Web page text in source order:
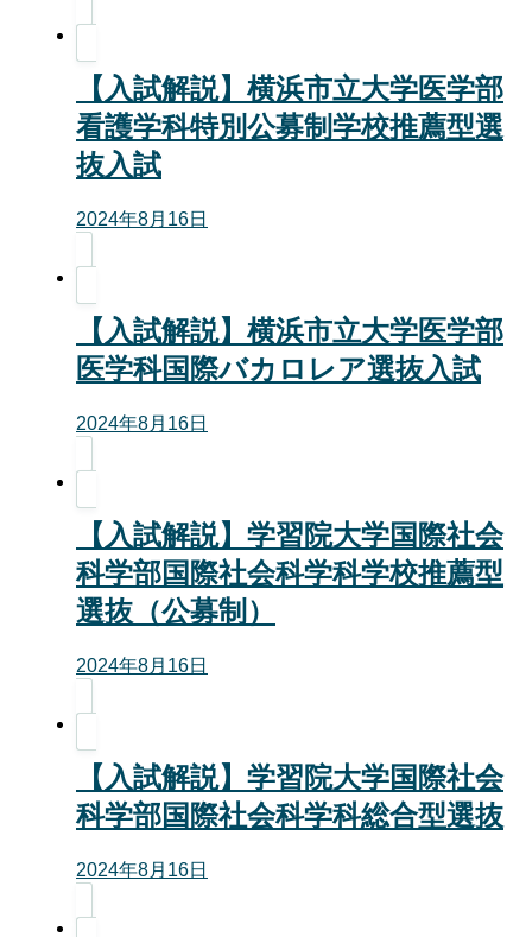
【入試解説】横浜市立大学医学部
看護学科特別公募制学校推薦型選
抜入試
2024年8月16日
【入試解説】横浜市立大学医学部
医学科国際バカロレア選抜入試
2024年8月16日
【入試解説】学習院大学国際社会
科学部国際社会科学科学校推薦型
選抜（公募制）
2024年8月16日
【入試解説】学習院大学国際社会
科学部国際社会科学科総合型選抜
2024年8月16日